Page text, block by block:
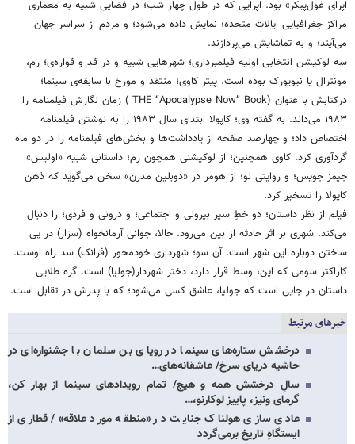
اپرای غول‌پیکر» بود. اپرایی که در طول چهار شب؛ در فضایی شبیه به معماری
مراکز جغرافیایی ایالات متحده؛ نمایش داده می‌شود؛ و مردم از سراسر جهان
می‌آیند؛ و به تماشایش می‌پردازند.
سه لوکیشن انتخابی اولیه فیلمبرداری؛ شهرهایی شبیه و در قد و قواره‌ی؛ رم،
مونترال یا نیویورک بوده است. پیتر کاوی؛ منتقد و مورخ با سابقه‌ی سینما؛
درکتابش با عنوان (THE “Apocalypse Now” Book ) زمان نگارش فیلمنامه را
۱۹۸۳ می‌داند. به گفته وی؛ کاپولا ابتدای سال ۱۹۸۳ را به نوشتن فیلمنامه
اختصاص داد؛ و چهارصد صفحه از یادداشت‌ها و بخش‌های فیلمنامه را در دو ماه
گردآوری کرد. کاوی همچنین؛ از لوکیشنی همچون رم؛ داستانی شبیه «اولیس»
جیمز جویس؛ و روایتی نو؛ از هومر در «دوبلین مدرن» سخن می‌گوید که ذهن
کاپولا را تسخیر کرد.
فیلم از نظر داستان؛ دو خطِ سیر بیرونی و اجتماعی؛ و درونی و فردی؛ را دنبال
می‌کند. شهری بر اثر حادثه از بین می‌رود. حالا، جوانی آرمانخواه (سزار) در پی
ساختن دوباره این شهر است. آن سو؛ شهرداری خودمحور (فرانک) سد راه اوست.
کاراکتر سومی که این، وسط قرار دارد، دختر شهردار(جولیا) است. گره طلایی
داستان در جایی است که جولیا، عاشق کسی می‌شود؛ که با پدرش در تقابل است.
خبرهای مرتبط
درخشش ستاره‌های سینما در رویای بن سلمان با جشنواره‌ای در
حاشیه دریای سرخ/ عاشقانه‌های…
سالِ درخشش همه و هیچ/ تمام رویدادهای سینما از بهار کن،
گرمای ونیز، پاییز لوکارنو،…
عادی سازی هولناک جنایت در «منطقه مورد علاقه»/ قطاری از
ایستگاهِ تاریخ برمی‌گردد